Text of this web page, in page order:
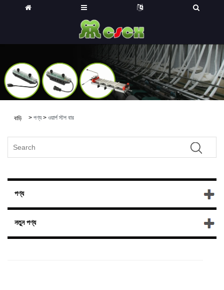
বাড়ি > পণ্য> ওয়ার্প স্টপ বার
পণ্য
নতুন পণ্য